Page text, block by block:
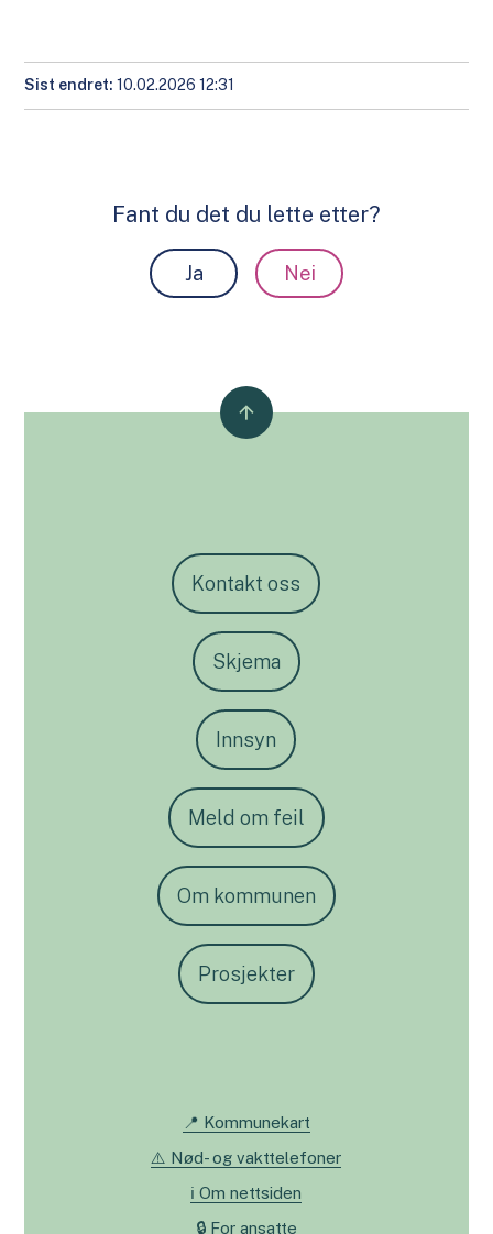
Sist endret 10.02.2026 12:31
Fant du det du lette etter?
Ja Nei
Kontakt oss
Skjema
Innsyn
Meld om feil
Om kommunen
Prosjekter
📍 Kommunekart
⚠️ Nød- og vakttelefoner
ℹ️ Om nettsiden
🔒 For ansatte